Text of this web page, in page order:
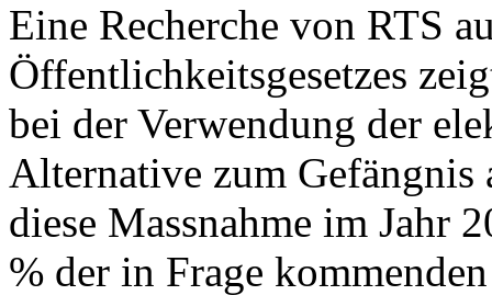
Eine Recherche von RTS
Öffentlichkeitsgesetzes
bei der Verwendung der
Alternative zum Gefängnis
diese Massnahme im Jahr
% der in Frage